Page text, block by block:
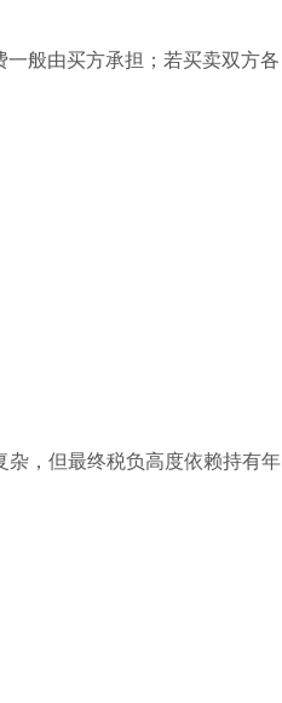
般由买方承担；若买卖双方各
，但最终税负高度依赖持有年